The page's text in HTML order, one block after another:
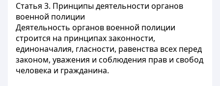
Статья 3. Принципы деятельности органов
военной полиции
Деятельность органов военной полиции
строится на принципах законности,
единоначалия, гласности, равенства всех перед
законом, уважения и соблюдения прав и свобод
человека и гражданина.